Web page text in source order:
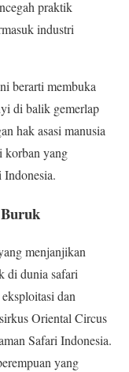
praktik
industri
berarti membuka
di balik gemerlap
hak asasi manusia
korban yang
Indonesia.
menjanjikan
di dunia safari
dan
Oriental Circus
Safari Indonesia.
yang